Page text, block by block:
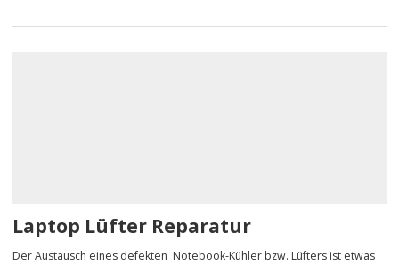
Laptop Lüfter Reparatur
Der Austausch eines defekten Notebook-Kühler bzw. Lüfters ist etwas